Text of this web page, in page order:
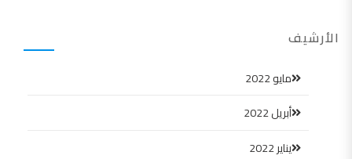
الأرشيف
مايو 2022
أبريل 2022
يناير 2022